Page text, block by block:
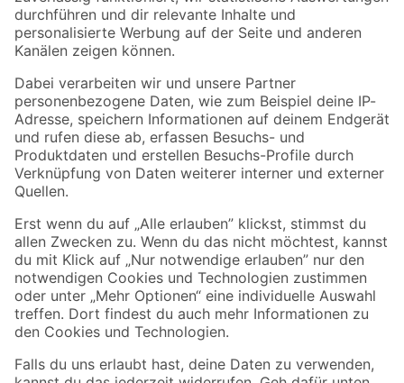
Folge uns
Zahlungsarten Versandarten
Sicher einkaufen
Jetzt die toom-App herunterladen